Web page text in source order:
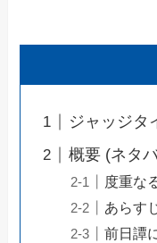
ジャッジタ
概要 (ネタ
度重な
あらす
前日譚